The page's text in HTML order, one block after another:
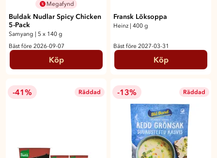
Megafynd
Buldak Nudlar Spicy Chicken
5-Pack
Samyang
5 x 140 g
Bäst före 2026-09-07
Köp
Fransk Löksoppa
Heinz 400 g
Bäst före 2027-03-31
Köp
-41% Räddad -13% Räddad